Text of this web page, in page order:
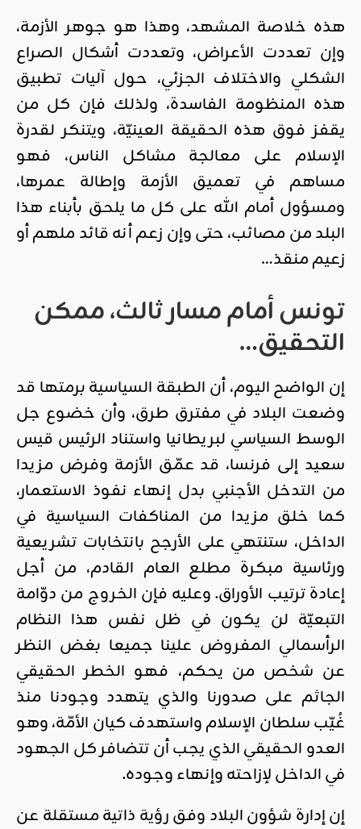
هذه خلاصة المشهد، وهذا هو جوهر الأزمة،
وإن تعددت الأعراض، وتعددت أشكال الصراع
الشكلي والاختلاف الجزئي، حول آليات تطبيق
هذه المنظومة الفاسدة، ولذلك فإن كل من
يقفز فوق هذه الحقيقة العينيّة، ويتنكر لقدرة
الإسلام على معالجة مشاكل الناس، فهو
مساهم في تعميق الأزمة وإطالة عمرها،
ومسؤول أمام الله على كل ما يلحق بأبناء هذا
البلد من مصائب، حتى وإن زعم أنه قائد ملهم أو
زعيم منقذ…
تونس أمام مسار ثالث، ممكن
التحقيق…
إن الواضح اليوم، أن الطبقة السياسية برمتها قد
وضعت البلاد في مفترق طرق، وأن خضوع جل
الوسط السياسي لبريطانيا واستناد الرئيس قيس
سعيد إلى فرنسا، قد عمّق الأزمة وفرض مزيدا
من التدخل الأجنبي بدل إنهاء نفوذ الاستعمار،
كما خلق مزيدا من المناكفات السياسية في
الداخل، ستنتهي على الأرجح بانتخابات تشريعية
ورئاسية مبكرة مطلع العام القادم، من أجل
إعادة ترتيب الأوراق. وعليه فإن الخروج من دوّامة
التبعيّة لن يكون في ظل نفس هذا النظام
الرأسمالي المفروض علينا جميعا بغض النظر
عن شخص من يحكم، فهو الخطر الحقيقي
الجاثم على صدورنا والذي يتهدد وجودنا منذ
غُيّب سلطان الإسلام واستهدف كيان الأمّة، وهو
العدو الحقيقي الذي يجب أن تتضافر كل الجهود
في الداخل لإزاحته وإنهاء وجوده.
إن إدارة شؤون البلاد وفق رؤية ذاتية مستقلة عن